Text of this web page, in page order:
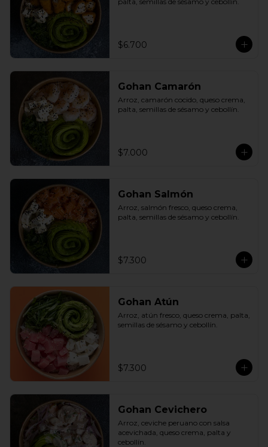
$6.700
Gohan Camarón
Arroz, camarón cocido, queso crema,
palta, semillas de sésamo y cebollín.
$7.000
Gohan Salmón
Arroz, salmón fresco, queso crema,
palta, semillas de sésamo y cebollín.
$7.300
Gohan Atún
Arroz, atún fresco, queso crema, palta,
semillas de sésamo y cebollín.
$7.300
Gohan Cevichero
Arroz, ceviche peruano con salsa
acevichada, queso crema, palta y
cebollín.